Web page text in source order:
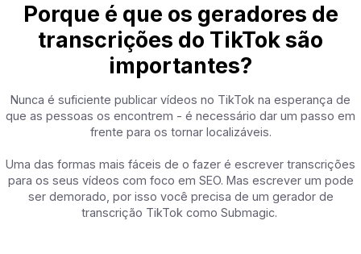
Porque é que os geradores de
transcrições do TikTok são
importantes?
Nunca é suficiente publicar vídeos no TikTok na esperança de
que as pessoas os encontrem - é necessário dar um passo em
frente para os tornar localizáveis.
Uma das formas mais fáceis de o fazer é escrever transcrições
para os seus vídeos com foco em SEO. Mas escrever um pode
ser demorado, por isso você precisa de um gerador de
transcrição TikTok como Submagic.